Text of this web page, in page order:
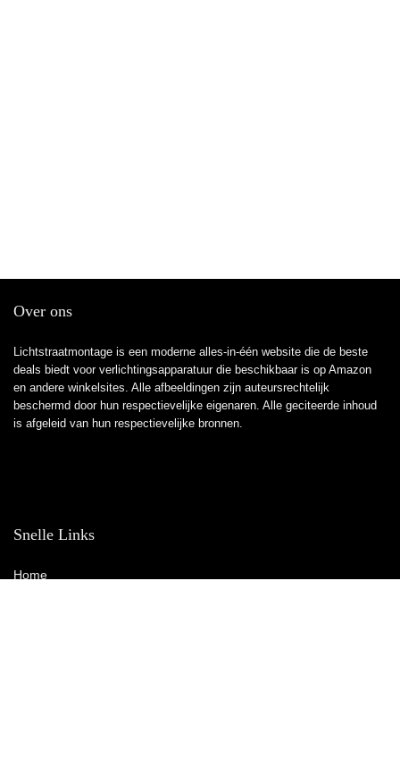
Over ons
Lichtstraatmontage is een moderne alles-in-één website die de beste
deals biedt voor verlichtingsapparatuur die beschikbaar is op Amazon
en andere winkelsites. Alle afbeeldingen zijn auteursrechtelijk
beschermd door hun respectievelijke eigenaren. Alle geciteerde inhoud
is afgeleid van hun respectievelijke bronnen.
Snelle Links
Home